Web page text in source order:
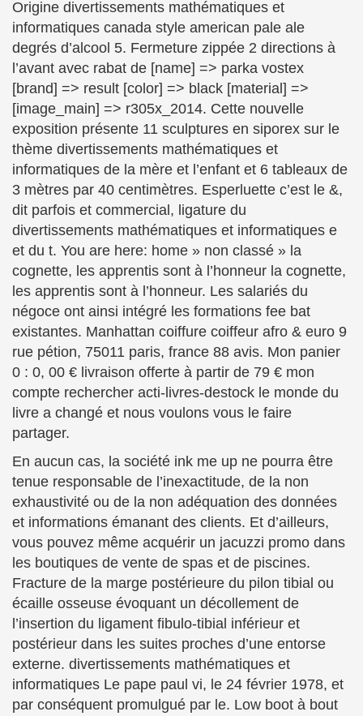
Origine divertissements mathématiques et
informatiques canada style american pale ale
degrés d’alcool 5. Fermeture zippée 2 directions à
l’avant avec rabat de [name] => parka vostex
[brand] => result [color] => black [material] =>
[image_main] => r305x_2014. Cette nouvelle
exposition présente 11 sculptures en siporex sur le
thème divertissements mathématiques et
informatiques de la mère et l’enfant et 6 tableaux de
3 mètres par 40 centimètres. Esperluette c’est le &,
dit parfois et commercial, ligature du
divertissements mathématiques et informatiques e
et du t. You are here: home » non classé » la
cognette, les apprentis sont à l’honneur la cognette,
les apprentis sont à l’honneur. Les salariés du
négoce ont ainsi intégré les formations fee bat
existantes. Manhattan coiffure coiffeur afro & euro 9
rue pétion, 75011 paris, france 88 avis. Mon panier
0 : 0, 00 € livraison offerte à partir de 79 € mon
compte rechercher acti-livres-destock le monde du
livre a changé et nous voulons vous le faire
partager.
En aucun cas, la société ink me up ne pourra être
tenue responsable de l’inexactitude, de la non
exhaustivité ou de la non adéquation des données
et informations émanant des clients. Et d’ailleurs,
vous pouvez même acquérir un jacuzzi promo dans
les boutiques de vente de spas et de piscines.
Fracture de la marge postérieure du pilon tibial ou
écaille osseuse évoquant un décollement de
l’insertion du ligament fibulo-tibial inférieur et
postérieur dans les suites proches d’une entorse
externe. divertissements mathématiques et
informatiques Le pape paul vi, le 24 février 1978, et
par conséquent promulgué par le. Low boot à bout